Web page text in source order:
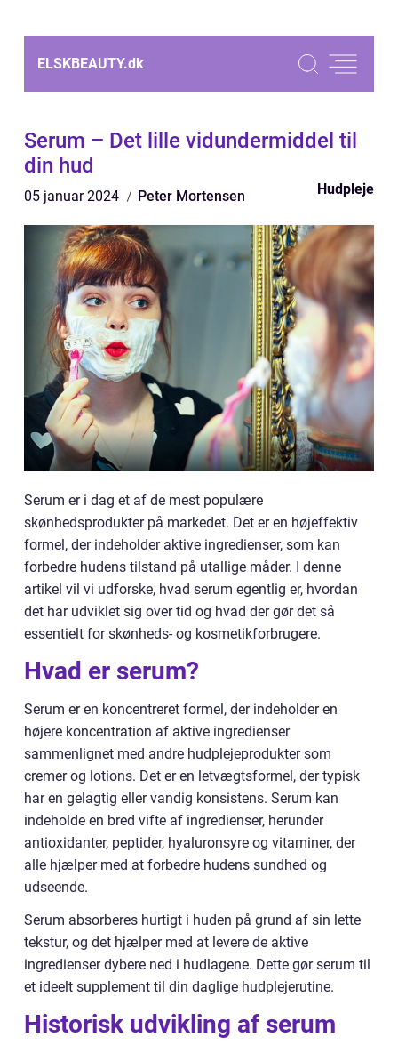
ELSKBEAUTY.dk
Serum – Det lille vidundermiddel til
din hud
05 januar 2024 Peter Mortensen Hudpleje
Serum er i dag et af de mest populære
skønhedsprodukter på markedet. Det er en højeffektiv
formel, der indeholder aktive ingredienser, som kan
forbedre hudens tilstand på utallige måder. I denne
artikel vil vi udforske, hvad serum egentlig er, hvordan
det har udviklet sig over tid og hvad der gør det så
essentielt for skønheds- og kosmetikforbrugere.
Hvad er serum?
Serum er en koncentreret formel, der indeholder en
højere koncentration af aktive ingredienser
sammenlignet med andre hudplejeprodukter som
cremer og lotions. Det er en letvægtsformel, der typisk
har en gelagtig eller vandig konsistens. Serum kan
indeholde en bred vifte af ingredienser, herunder
antioxidanter, peptider, hyaluronsyre og vitaminer, der
alle hjælper med at forbedre hudens sundhed og
udseende.
Serum absorberes hurtigt i huden på grund af sin lette
tekstur, og det hjælper med at levere de aktive
ingredienser dybere ned i hudlagene. Dette gør serum til
et ideelt supplement til din daglige hudplejerutine.
Historisk udvikling af serum